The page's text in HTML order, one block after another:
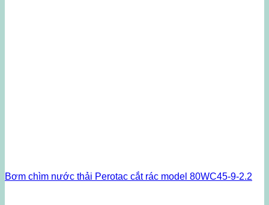
Bơm chìm nước thải Perotac cắt rác model 80WC45-9-2.2